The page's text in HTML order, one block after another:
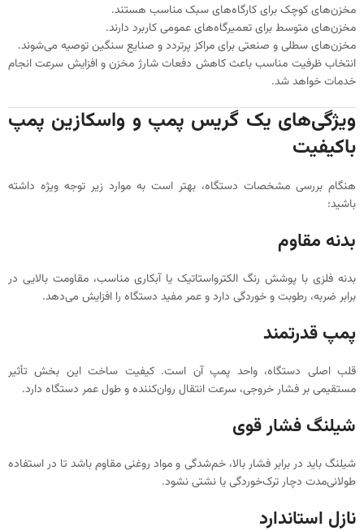
مخزن‌های کوچک برای کارگاه‌های سبک مناسب هستند.
مخزن‌های متوسط برای تعمیرگاه‌های عمومی کاربرد دارند.
مخزن‌های سطلی و صنعتی برای مراکز پرتردد و صنایع سنگین توصیه می‌شوند.
انتخاب ظرفیت مناسب باعث کاهش دفعات شارژ مخزن و افزایش سرعت انجام
خدمات خواهد شد.
ویژگی‌های یک گریس پمپ و واسکازین پمپ
باکیفیت
هنگام بررسی مشخصات دستگاه، بهتر است به موارد زیر توجه ویژه داشته
باشید:
بدنه مقاوم
بدنه فلزی با پوشش رنگ الکترواستاتیک یا آبکاری مناسب، مقاومت بالایی در
برابر ضربه، رطوبت و خوردگی دارد و عمر مفید دستگاه را افزایش می‌دهد.
پمپ قدرتمند
قلب اصلی دستگاه، واحد پمپ آن است. کیفیت ساخت این بخش تأثیر
مستقیمی بر فشار خروجی، سرعت انتقال روان‌کننده و طول عمر دستگاه دارد.
شیلنگ فشار قوی
شیلنگ باید در برابر فشار بالا، خم‌شدگی و مواد روغنی مقاوم باشد تا در استفاده
طولانی‌مدت دچار ترک‌خوردگی یا نشتی نشود.
نازل استاندارد